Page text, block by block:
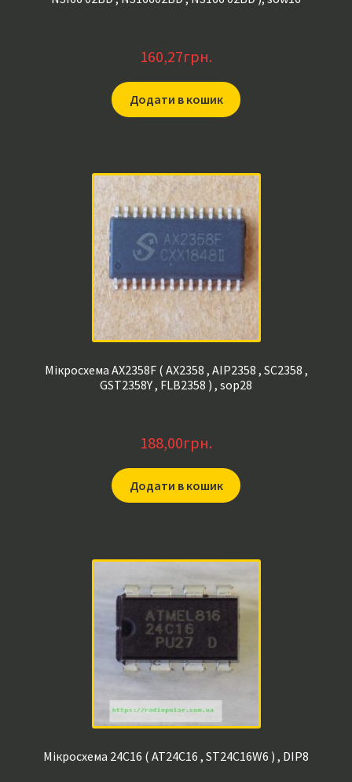
160,27грн.
Додати в кошик
Мікросхема AX2358F ( AX2358 , AIP2358 , SC2358 ,
GST2358Y , FLB2358 ) , sop28
188,00грн.
Додати в кошик
Мікросхема 24C16 ( AT24C16 , ST24C16W6 ) , DIP8